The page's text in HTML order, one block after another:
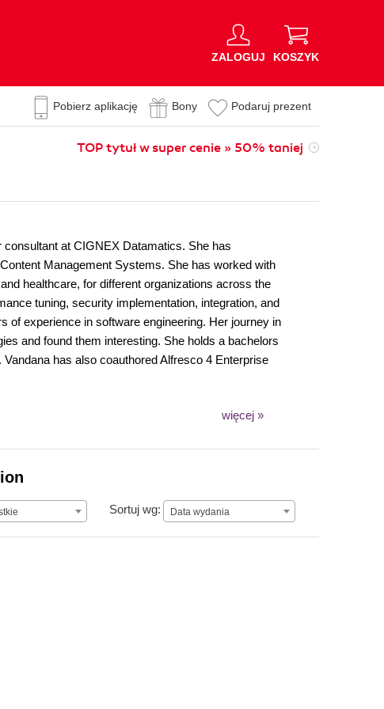
ZALOGUJ KOSZYK
Pobierz aplikację Bony Podaruj prezent
TOP tytuł w super cenie » 50% taniej
at CIGNEX Datamatics. She has
Management Systems. She has worked with
healthcare, for different organizations across the
tuning, security implementation, integration, and
of experience in software engineering. Her journey in
and found them interesting. She holds a bachelors
has also coauthored Alfresco 4 Enterprise
więcej »
Sortuj wg: Data wydania
Data wydania